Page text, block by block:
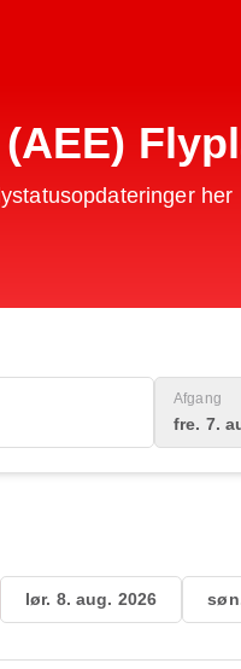
her
Afgang
fre. 7.
lør. 8. aug. 2026